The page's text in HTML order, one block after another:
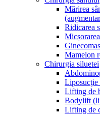
Mărirea
Ridicarea
Mamelon
Chirurgia siluetei
Liposucţie
Lifting de
Bodylift
Lifting de